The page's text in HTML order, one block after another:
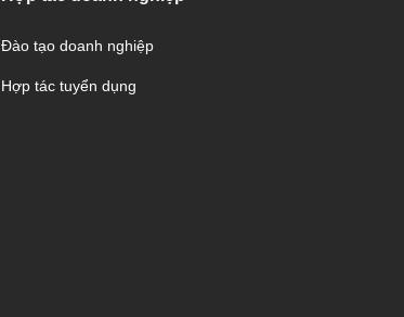
Đào tạo doanh nghiệp
Hợp tác tuyển dụng